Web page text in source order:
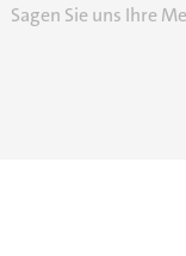
Sagen Sie uns Ihre